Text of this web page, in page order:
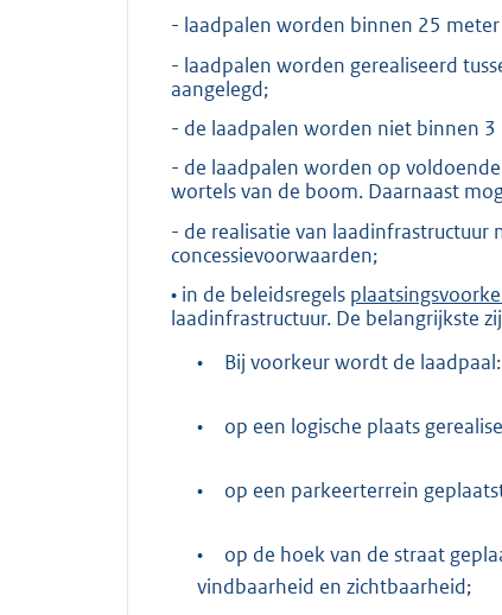
- laadpalen worden binnen 25
- laadpalen worden gerealiseerd
aangelegd;
- de laadpalen worden niet binnen
- de laadpalen worden op
wortels van de boom. Daarnaast
- de realisatie van
concessievoorwaarden;
• in de beleidsregels
laadinfrastructuur. De belangrijkste
•
Bij voorkeur wordt de laadpaal:
• op een logische plaats
• op een parkeerterrein
•
op de hoek van de straat
vindbaarheid en zichtbaarheid;